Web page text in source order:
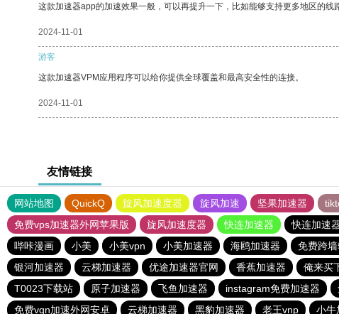
这款加速器app的加速效果一般，可以再提升一下，比如能够支持更多地区的线
2024-11-01
游客
这款加速器VPM应用程序可以给你提供全球覆盖和最高安全性的连接。
2024-11-01
友情链接
网站地图 QuickQ 旋风加速度器 旋风加速 坚果加速器
免费vps加速器外网苹果版
旋风加速度器 快连加速器 快连加速
哔咔漫画
小美 小美vpn 小美加速器 海鸥加速器 免费跨
银河加速器
云梯加速器 优途加速器官网 香蕉加速器 俺来买
T0023下载站
原子加速器 飞鱼加速器 instagram免费加速器
免费vqn加速外网安卓
云梯加速器 黑豹加速器 老王vnp 小牛